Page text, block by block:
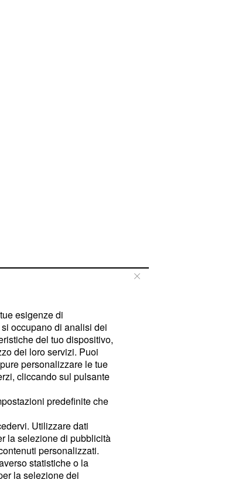
esigenze di
occupano di analisi dei
del tuo dispositivo,
dei loro servizi. Puoi
personalizzare le tue
cliccando sul pulsante
predefinite che
Utilizzare dati
la selezione di pubblicità
personalizzati.
statistiche o la
la selezione dei